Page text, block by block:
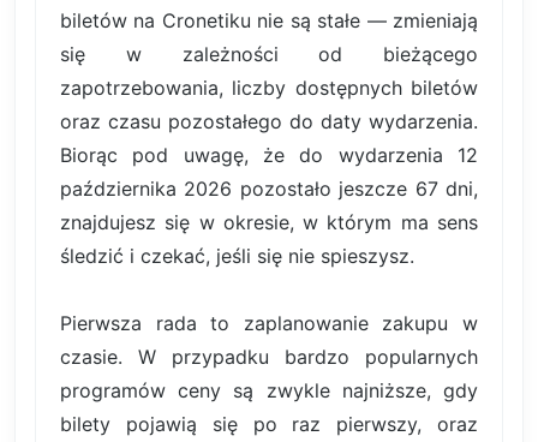
biletów na Cronetiku nie są stałe — zmieniają
się w zależności od bieżącego
zapotrzebowania, liczby dostępnych biletów
oraz czasu pozostałego do daty wydarzenia.
Biorąc pod uwagę, że do wydarzenia 12
października 2026 pozostało jeszcze 67 dni,
znajdujesz się w okresie, w którym ma sens
śledzić i czekać, jeśli się nie spieszysz.
Pierwsza rada to zaplanowanie zakupu w
czasie. W przypadku bardzo popularnych
programów ceny są zwykle najniższe, gdy
bilety pojawią się po raz pierwszy, oraz